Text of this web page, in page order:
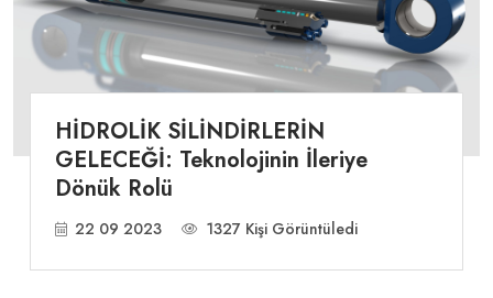
HİDROLİK SİLİNDİRLERİN
GELECEĞİ: Teknolojinin İleriye
Dönük Rolü
22 09 2023 1327 Kişi Görüntüledi